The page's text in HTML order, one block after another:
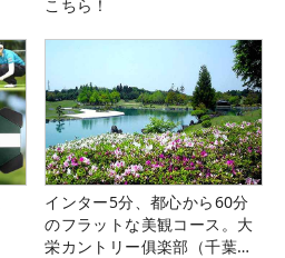
こちら！
インター5分、都心から60分
のフラットな美観コース。大
栄カントリー俱楽部（千葉